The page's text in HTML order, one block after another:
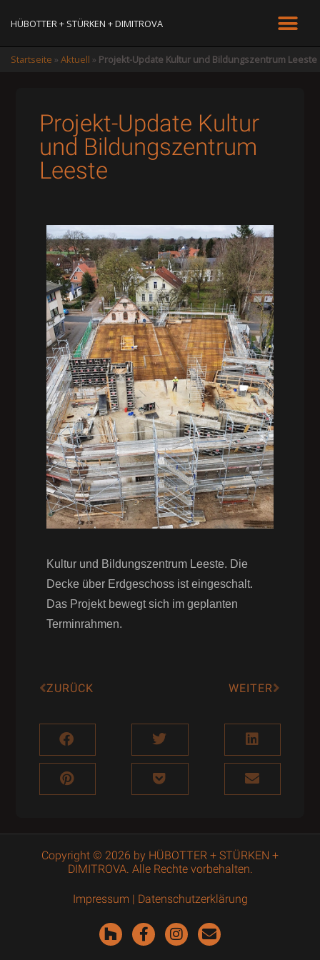
HÜBOTTER + STÜRKEN + DIMITROVA
Startseite » Aktuell » Projekt-Update Kultur und Bildungszentrum Leeste
Projekt-Update Kultur
und Bildungszentrum
Leeste
Kultur und Bildungszentrum Leeste. Die
Decke über Erdgeschoss ist eingeschalt.
Das Projekt bewegt sich im geplanten
Terminrahmen.
ZURÜCK WEITER
Copyright © 2026 by HÜBOTTER + STÜRKEN +
DIMITROVA. Alle Rechte vorbehalten.
Impressum | Datenschutzerklärung